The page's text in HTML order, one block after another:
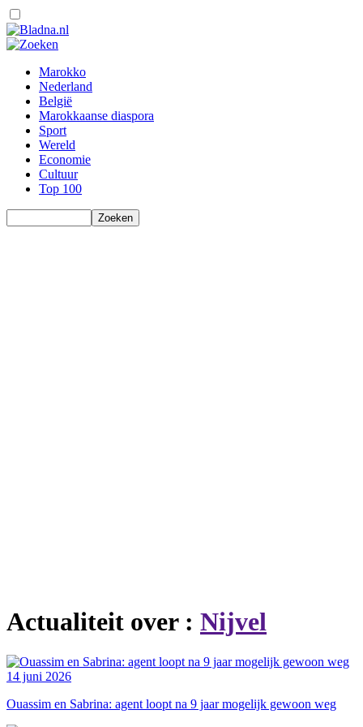
Marokko
Nederland
België
Marokkaanse diaspora
Sport
Wereld
Economie
Cultuur
Top 100
Actualiteit over : Nijvel
14 juni 2026
Ouassim en Sabrina: agent loopt na 9 jaar mogelijk gewoon weg